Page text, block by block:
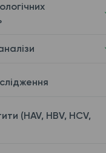
(HAV, HBV, HCV,